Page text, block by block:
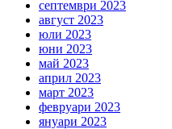
септември 2023
август 2023
юли 2023
юни 2023
май 2023
април 2023
март 2023
февруари 2023
януари 2023